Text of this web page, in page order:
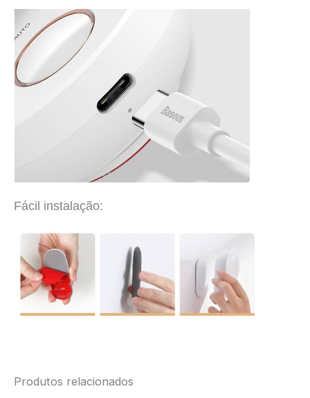
Fácil instalação:
Produtos relacionados